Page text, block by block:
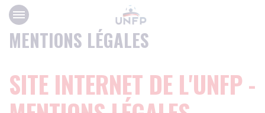
Panneau de gestion des cookies
MENTIONS LÉGALES
SITE INTERNET DE L'UNFP -